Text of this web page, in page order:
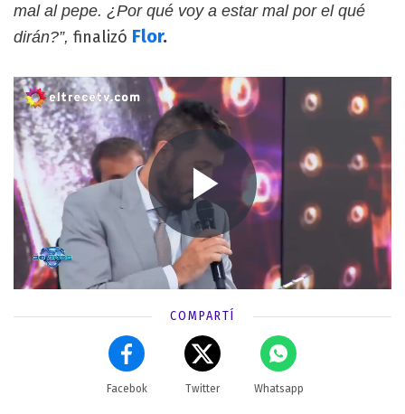
mal al pepe. ¿Por qué voy a estar mal por el qué
dirán?”, finalizó Flor.
COMPARTÍ
Facebok Twitter Whatsapp